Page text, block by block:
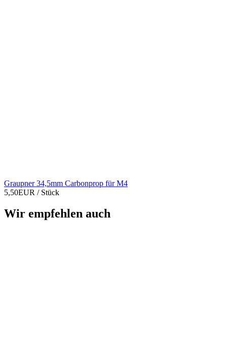
Graupner 34,5mm Carbonprop für M4
5,50EUR / Stück
Wir empfehlen auch